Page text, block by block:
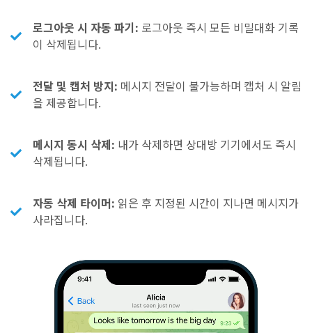
로그아웃 시 자동 파기: 로그아웃 즉시 모든 비밀대화 기록
이 삭제됩니다.
전달 및 캡처 방지: 메시지 전달이 불가능하며 캡처 시 알림
을 제공합니다.
메시지 동시 삭제: 내가 삭제하면 상대방 기기에서도 즉시
삭제됩니다.
자동 삭제 타이머: 읽은 후 지정된 시간이 지나면 메시지가
사라집니다.